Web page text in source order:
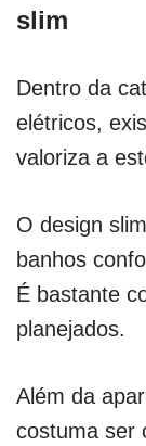
slim
Dentro da
elétricos,
valoriza a
O design
banhos
É bastante
planejados.
Além da
costuma ser